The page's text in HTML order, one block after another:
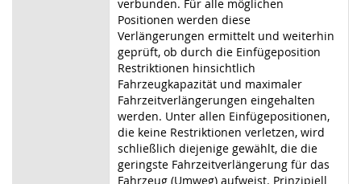
verbunden. Für alle möglichen
Positionen werden diese
Verlängerungen ermittelt und weiterhin
geprüft, ob durch die Einfügeposition
Restriktionen hinsichtlich
Fahrzeugkapazität und maximaler
Fahrzeitverlängerungen eingehalten
werden. Unter allen Einfügepositionen,
die keine Restriktionen verletzen, wird
schließlich diejenige gewählt, die die
geringste Fahrzeitverlängerung für das
Fahrzeug (Umweg) aufweist. Prinzipiell